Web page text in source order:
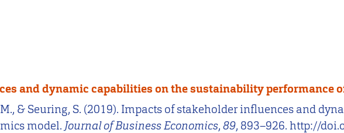
and dynamic capabilities on the sustainability performance
M., & Seuring, S. (2019). Impacts of stakeholder influences and
model. Journal of Business Economics,89, 893–926. http://